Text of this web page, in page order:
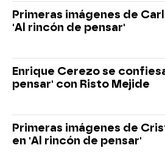
Primeras imágenes de
'Al rincón de pensar'
Enrique Cerezo se
pensar' con Risto Mejide
Primeras imágenes de
en 'Al rincón de pensar'